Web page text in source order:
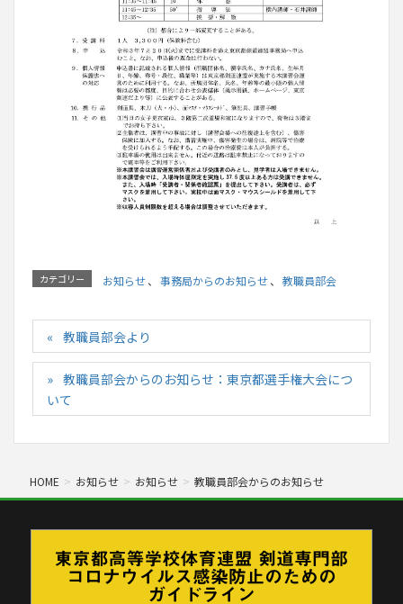
カテゴリー お知らせ、 事務局からのお知らせ、 教職員部会
教職員部会より
教職員部会からのお知らせ：東京都選手権大会につ
いて
HOME お知らせ お知らせ 教職員部会からのお知らせ